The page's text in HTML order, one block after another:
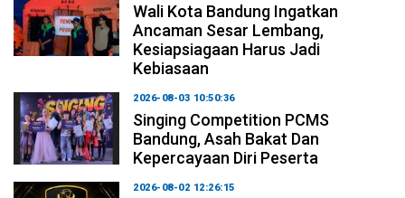
Wali Kota Bandung Ingatkan
Ancaman Sesar Lembang,
Kesiapsiagaan Harus Jadi
Kebiasaan
2026-08-03 10:50:36
Singing Competition PCMS
Bandung, Asah Bakat Dan
Kepercayaan Diri Peserta
2026-08-02 12:26:15